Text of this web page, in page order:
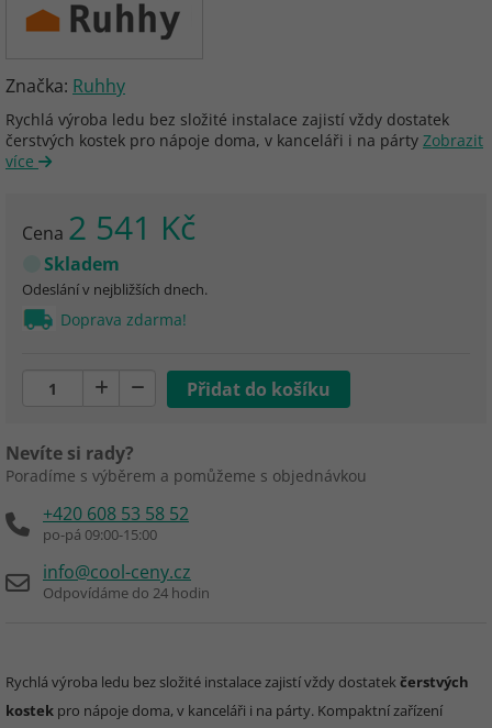
Značka: Ruhhy
Rychlá výroba ledu bez složité instalace zajistí vždy dostatek
čerstvých kostek pro nápoje doma, v kanceláři i na párty Zobrazit
více
Cena 2 541 Kč
Skladem
Odeslání v nejbližších dnech.
Doprava zdarma!
Nevíte si rady?
Poradíme s výběrem a pomůžeme s objednávkou
+420 608 53 58 52
po-pá 09:00-15:00
info@cool-ceny.cz
Odpovídáme do 24 hodin
Rychlá výroba ledu bez složité instalace zajistí vždy dostatekčerstvých
kostek pro nápoje doma, v kanceláři i na párty. Kompaktní zařízení